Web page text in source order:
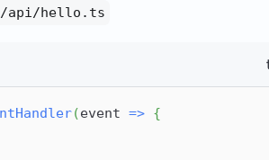
api/hello.ts
(event => {